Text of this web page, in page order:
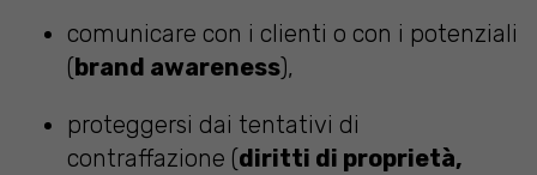
comunicare con i clienti o con i potenziali
(brand awareness),
proteggersi dai tentativi di
contraffazione (diritti di proprietà,